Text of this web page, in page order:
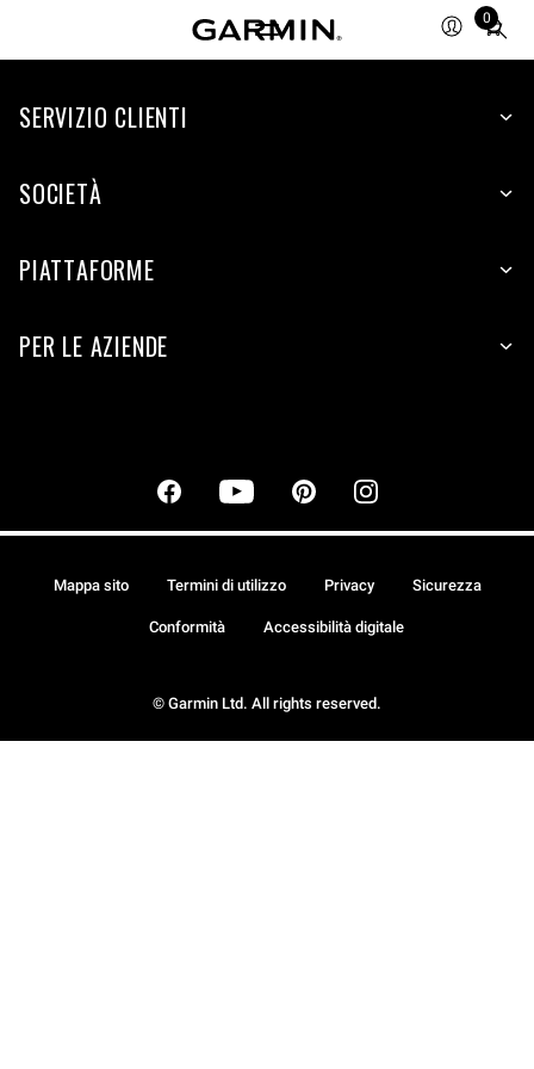
0
Total
SERVIZIO CLIENTI
SOCIETÀ
PIATTAFORME
PER LE AZIENDE
© Garmin Ltd. All rights reserved.
Mappa sito Termini di utilizzo Privacy Sicurezza
Conformità Accessibilità digitale